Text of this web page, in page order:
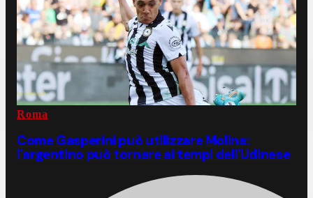
Roma
Come Gasperini può utilizzare Molina:
l'argentino può tornare ai tempi dell'Udinese